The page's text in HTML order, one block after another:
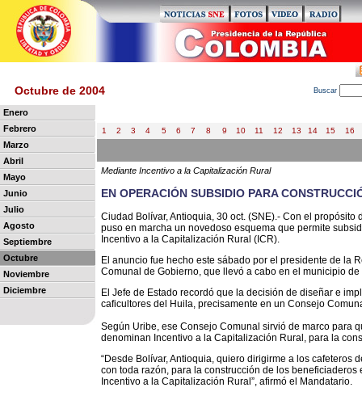
Octubre de 2004 Buscar
Enero
Febrero
Marzo
Abril
Mayo
Junio
Julio
Agosto
Septiembre
Octubre
Noviembre
Diciembre
1 2 3 4 5 6 7 8 9 10 11 12 13 14 15 16
Mediante Incentivo a la Capitalización Rural
EN OPERACIÓN SUBSIDIO PARA
Ciudad Bolívar, Antioquia, 30 oct. (SNE).- Con el
puso en marcha un novedoso esquema que permite
Incentivo a la Capitalización Rural (ICR).
El anuncio fue hecho este sábado por el presidente de la
Comunal de Gobierno, que llevó a cabo en el municipio
El Jefe de Estado recordó que la decisión de diseñar e
caficultores del Huila, precisamente en un Consejo
Según Uribe, ese Consejo Comunal sirvió de marco para
denominan Incentivo a la Capitalización Rural, para la
“Desde Bolívar, Antioquia, quiero dirigirme a los
con toda razón, para la construcción de los
Incentivo a la Capitalización Rural”, afirmó el Mandatario.